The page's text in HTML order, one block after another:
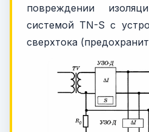
повреждении
системой TN-S с
сверхтока